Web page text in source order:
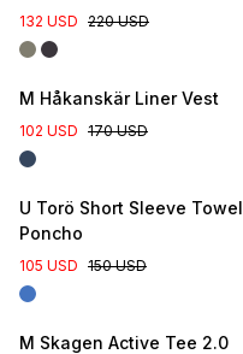
132 USD 220 USD
M Håkanskär Liner Vest
102 USD 170 USD
U Torö Short Sleeve Towel
Poncho
105 USD 150 USD
M Skagen Active Tee 2.0